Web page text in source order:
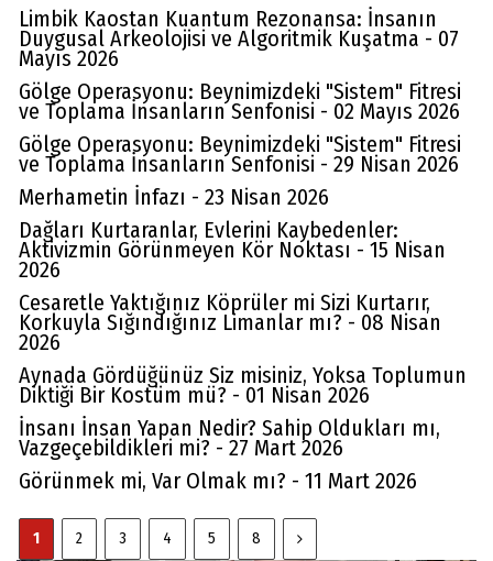
Limbik Kaostan Kuantum Rezonansa: İnsanın
Duygusal Arkeolojisi ve Algoritmik Kuşatma - 07
Mayıs 2026
Gölge Operasyonu: Beynimizdeki "Sistem" Fitresi
ve Toplama İnsanların Senfonisi - 02 Mayıs 2026
Gölge Operasyonu: Beynimizdeki "Sistem" Fitresi
ve Toplama İnsanların Senfonisi - 29 Nisan 2026
Merhametin İnfazı - 23 Nisan 2026
Dağları Kurtaranlar, Evlerini Kaybedenler:
Aktivizmin Görünmeyen Kör Noktası - 15 Nisan
2026
Cesaretle Yaktığınız Köprüler mi Sizi Kurtarır,
Korkuyla Sığındığınız Limanlar mı? - 08 Nisan
2026
Aynada Gördüğünüz Siz misiniz, Yoksa Toplumun
Diktiği Bir Kostüm mü? - 01 Nisan 2026
İnsanı İnsan Yapan Nedir? Sahip Oldukları mı,
Vazgeçebildikleri mi? - 27 Mart 2026
Görünmek mi, Var Olmak mı? - 11 Mart 2026
1 2 3 4 5 8